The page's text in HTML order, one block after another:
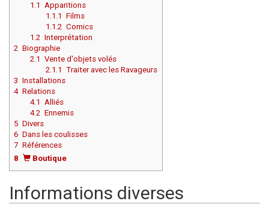
1.1 Apparitions
1.1.1
Films
1.1.2 Comics
1.2 Interprétation
2 Biographie
2.1 Vente d'objets volés
2.1.1
Traiter avec les Ravageurs
3 Installations
4 Relations
4.1 Alliés
4.2 Ennemis
5 Divers
6 Dans les coulisses
7 Références
8
Boutique
Informations diverses